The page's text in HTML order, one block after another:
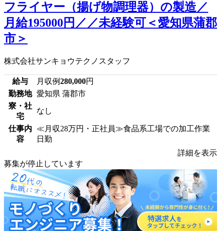
フライヤー（揚げ物調理器）の製造／
月給195000円／／未経験可＜愛知県蒲郡
市＞
株式会社サンキョウテクノスタッフ
給与 月収例280,000円
勤務地 愛知県 蒲郡市
寮・社
宅
なし
仕事内
容
≪月収28万円・正社員≫食品系工場での加工作業
日勤
詳細を表示
募集が停止しています